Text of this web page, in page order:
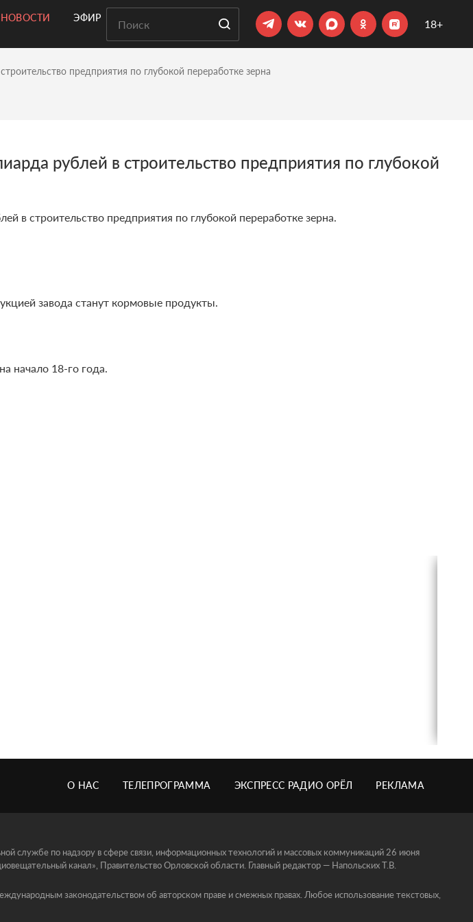
НОВОСТИ ЭФИР 18+
предприятия по глубокой переработке зерна
рублей в строительство предприятия по глубокой
в строительство предприятия по глубокой переработке зерна.
завода станут кормовые продукты.
начало 18-го года.
О НАС ТЕЛЕПРОГРАММА ЭКСПРЕСС РАДИО ОРЁЛ РЕКЛАМА
службе по надзору в сфере связи, информационных технологий и массовых коммуникаций 26 июня
канал», Правительство Орловской области. Главный редактор — Напольских Т.В.
законодательством об авторском праве и смежных правах. Любое использование текстовых,